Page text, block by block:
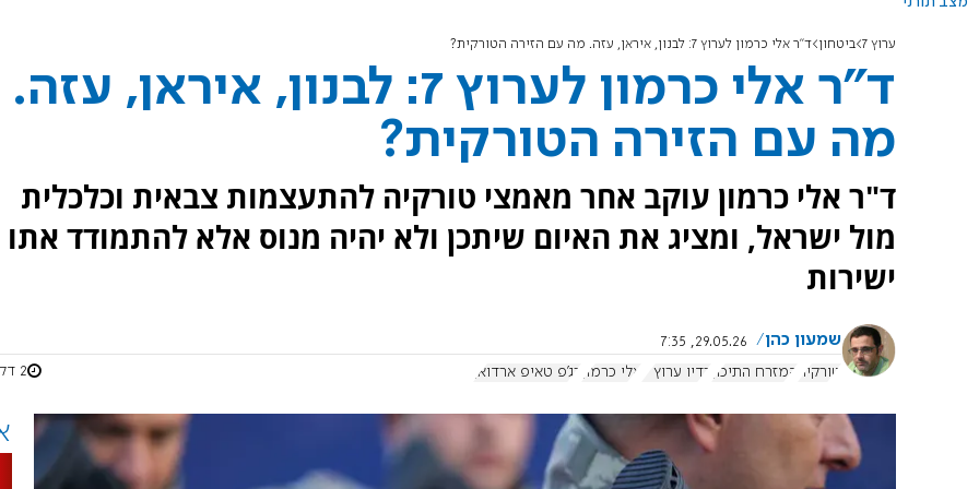
ערוץ 7 ביטחון ד"ר אלי כרמון לערוץ 7: לבנון, איראן, עזה. מה עם הזירה הטורקית?
ד"ר אלי כרמון לערוץ 7: לבנון, איראן, עזה.
מה עם הזירה הטורקית?
ד"ר אלי כרמון עוקב אחר מאמצי טורקיה להתעצמות צבאית וכלכלית
מול ישראל, ומציג את האיום שיתכן ולא יהיה מנוס אלא להתמודד אתו
ישירות
שמעון כהן
29.05.26, 7:35
טורקיה
המזרח התיכון רדיו ערוץ 7 אלי כרמון רג'פ טאיפ ארדואן 2 דקות